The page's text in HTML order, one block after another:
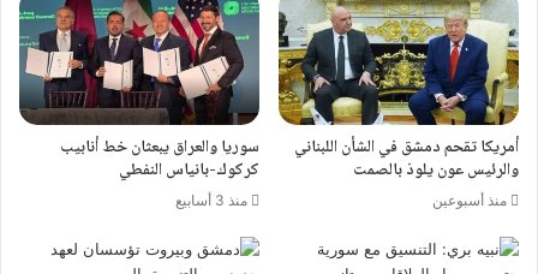
أمريكا تقحم دمشق في الشأن اللبناني
والرئيس عون يلوذ بالصمت
منذ أسبوعين
سوريا والعراق يبعثان خط أنابيب
كركوك-بانياس النفطي
منذ 3 أسابيع